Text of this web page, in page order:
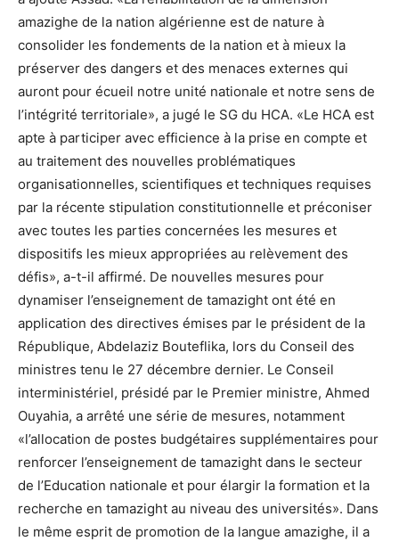
amazighe de la nation algérienne est de nature à
consolider les fondements de la nation et à mieux la
préserver des dangers et des menaces externes qui
auront pour écueil notre unité nationale et notre sens de
l’intégrité territoriale», a jugé le SG du HCA. «Le HCA est
apte à participer avec efficience à la prise en compte et
au traitement des nouvelles problématiques
organisationnelles, scientifiques et techniques requises
par la récente stipulation constitutionnelle et préconiser
avec toutes les parties concernées les mesures et
dispositifs les mieux appropriées au relèvement des
défis», a-t-il affirmé. De nouvelles mesures pour
dynamiser l’enseignement de tamazight ont été en
application des directives émises par le président de la
République, Abdelaziz Bouteflika, lors du Conseil des
ministres tenu le 27 décembre dernier. Le Conseil
interministériel, présidé par le Premier ministre, Ahmed
Ouyahia, a arrêté une série de mesures, notamment
«l’allocation de postes budgétaires supplémentaires pour
renforcer l’enseignement de tamazight dans le secteur
de l’Education nationale et pour élargir la formation et la
recherche en tamazight au niveau des universités». Dans
le même esprit de promotion de la langue amazighe, il a